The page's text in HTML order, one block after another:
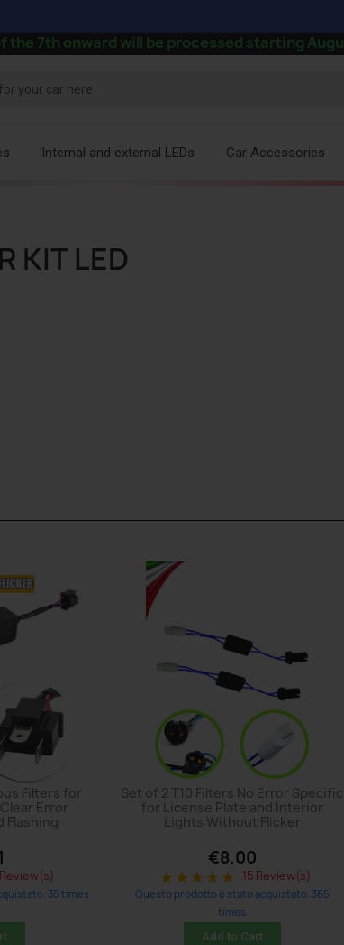
will be processed starting August 24.⚡
Internal and external LEDs Car Accessories
KIT LED
Filters for
Error
Flashing
35 times
Set of 2 T10 Filters No Error Specific
for License Plate and Interior
Lights Without Flicker
€8.00
star star star star star 15 Review(s)
Questo prodotto è stato acquistato: 365
times
Add to Cart